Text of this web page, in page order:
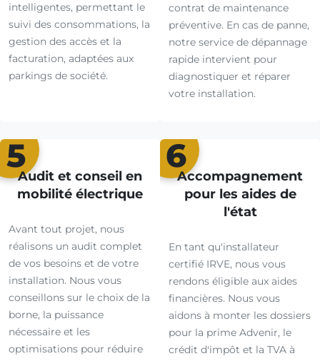
intelligentes, permettant le
suivi des consommations, la
gestion des accès et la
facturation, adaptées aux
parkings de société.
contrat de maintenance
préventive. En cas de panne,
notre service de dépannage
rapide intervient pour
diagnostiquer et réparer
votre installation.
5
Audit et conseil en
mobilité électrique
Avant tout projet, nous
réalisons un audit complet
de vos besoins et de votre
installation. Nous vous
conseillons sur le choix de la
borne, la puissance
nécessaire et les
optimisations pour réduire
6
Accompagnement
pour les aides de
l'état
En tant qu'installateur
certifié IRVE, nous vous
rendons éligible aux aides
financières. Nous vous
aidons à monter les dossiers
pour la prime Advenir, le
crédit d'impôt et la TVA à